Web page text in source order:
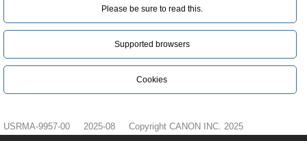
Please be sure to read this.‎
Supported browsers
Cookies
USRMA-9957-00 2025-08 Copyright CANON INC. 2025